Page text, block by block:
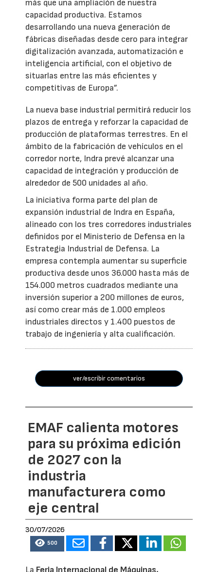
más que una ampliación de nuestra
capacidad productiva. Estamos
desarrollando una nueva generación de
fábricas diseñadas desde cero para integrar
digitalización avanzada, automatización e
inteligencia artificial, con el objetivo de
situarlas entre las más eficientes y
competitivas de Europa”.
La nueva base industrial permitirá reducir los
plazos de entrega y reforzar la capacidad de
producción de plataformas terrestres. En el
ámbito de la fabricación de vehículos en el
corredor norte, Indra prevé alcanzar una
capacidad de integración y producción de
alrededor de 500 unidades al año.
La iniciativa forma parte del plan de
expansión industrial de Indra en España,
alineado con los tres corredores industriales
definidos por el Ministerio de Defensa en la
Estrategia Industrial de Defensa. La
empresa contempla aumentar su superficie
productiva desde unos 36.000 hasta más de
154.000 metros cuadrados mediante una
inversión superior a 200 millones de euros,
así como crear más de 1.000 empleos
industriales directos y 1.400 puestos de
trabajo de ingeniería y alta cualificación.
ver/escribir comentarios
EMAF calienta motores
para su próxima edición
de 2027 con la
industria
manufacturera como
eje central
30/07/2026
500
La Feria Internacional de Máquinas,